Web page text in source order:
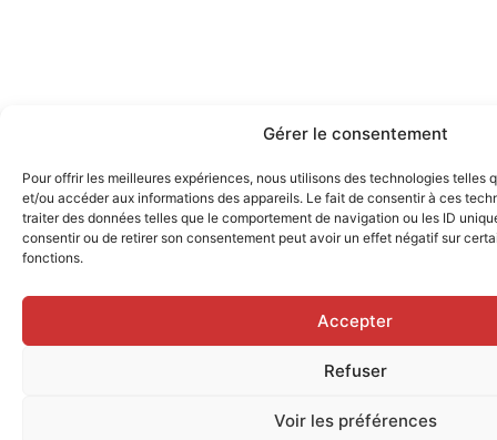
Gérer le consentement
Pour offrir les meilleures expériences, nous utilisons des technologies telles
et/ou accéder aux informations des appareils. Le fait de consentir à ces
traiter des données telles que le comportement de navigation ou les ID
consentir ou de retirer son consentement peut avoir un effet négatif sur
fonctions.
Accepter
Refuser
Voir les préférences